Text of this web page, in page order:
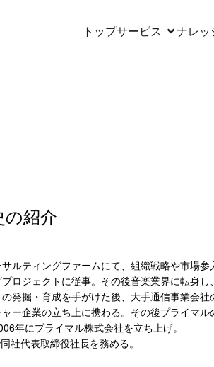
トップサービス ナレッ
の紹介
ルティングファームにて、組織戦略や市場
ロジェクトに従事。その後音楽業界に転身
発掘・育成を手がけた後、大手通信事業会
ー企業の立ち上に携わる。その後プライマ
年にプライマル株式会社を立ち上げ。
社代表取締役社長を務める。